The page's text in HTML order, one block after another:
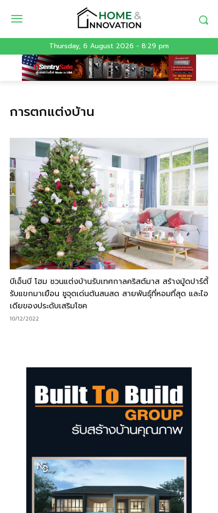
Thursday, 6 August 2026 - 8:29 pm
การตกแต่งบ้าน
บีเอ็นบี โฮม ชวนแต่งบ้านรับเทศกาลคริสต์มาส สร้างมู้ดปาร์ตี้
รับแขกมาเยือน ชูจุดเด่นต้นสนสด สายพันธุ์ที่หอมที่สุด และไอ
เดียของประดับเสริมโชค
10/12/2022